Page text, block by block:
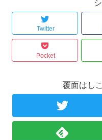
Twitter
Pocket
覆面はし